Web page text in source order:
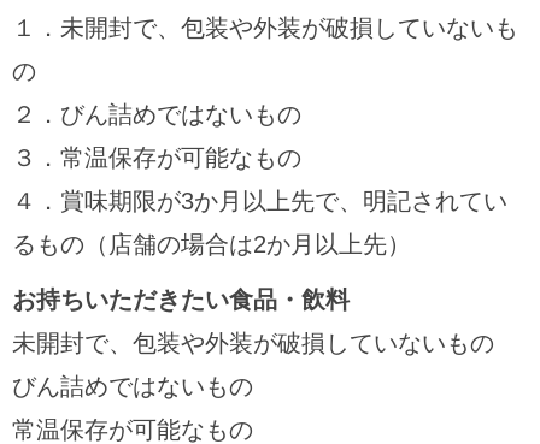
１．未開封で、包装や外装が破損していないも
の
２．びん詰めではないもの
３．常温保存が可能なもの
４．賞味期限が3か月以上先で、明記されてい
るもの（店舗の場合は2か月以上先）
お持ちいただきたい食品・飲料
未開封で、包装や外装が破損していないもの
びん詰めではないもの
常温保存が可能なもの